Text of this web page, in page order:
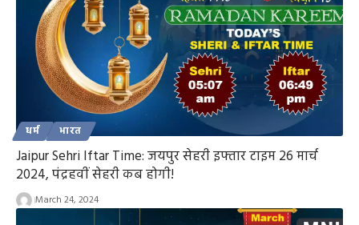
धर्म भारत
Jaipur Sehri Iftar Time: जयपुर सेहरी इफ्तार टाइम 26 मार्च
2024, पंद्रहवीं सेहरी कब होगी!
March 24, 2024